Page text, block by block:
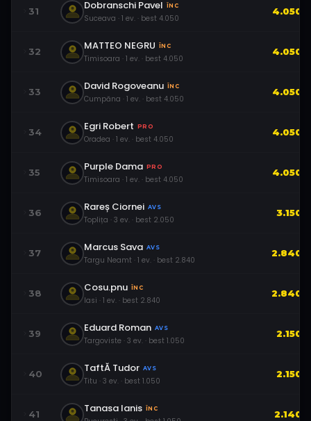
31 Dobranschi Pavel ÎNC
Suceava · 1 ev. · best 4.050
4.050
32 MATTEO NEGRU ÎNC
Timisoara · 1 ev. · best 4.050
4.050
33 David Rogoveanu ÎNC
Cumpăna · 1 ev. · best 4.050
4.050
34 Egri Robert PRO
Oradea · 1 ev. · best 4.050
4.050
35 Purple Dama PRO
Timisoara · 1 ev. · best 4.050
4.050
36 Rareș Ciornei AVS
Toplița · 3 ev. · best 2.050
3.150
37 Marcus Sava AVS
Targu Neamt · 1 ev. · best 2.840
2.840
38 Cosu.pnu ÎNC
Iasi · 1 ev. · best 2.840
2.840
39 Eduard Roman AVS
Targoviste · 3 ev. · best 1.050
2.150
40 TaftĂ Tudor AVS
Titu · 3 ev. · best 1.050
2.150
41 Tanasa Ianis ÎNC 2.140